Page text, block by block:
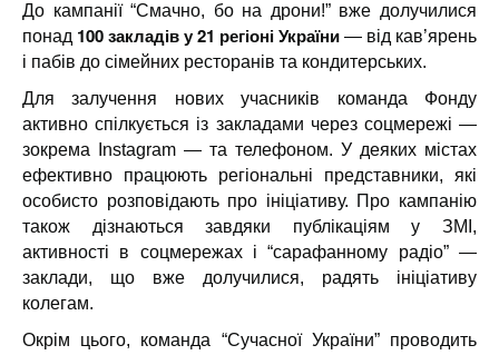
До кампанії “Смачно, бо на дрони!” вже долучилися
понад 100 закладів у 21 регіоні України — від кав’ярень
і пабів до сімейних ресторанів та кондитерських.
Для залучення нових учасників команда Фонду
активно спілкується із закладами через соцмережі —
зокрема Instagram — та телефоном. У деяких містах
ефективно працюють регіональні представники, які
особисто розповідають про ініціативу. Про кампанію
також дізнаються завдяки публікаціям у ЗМІ,
активності в соцмережах і “сарафанному радіо” —
заклади, що вже долучилися, радять ініціативу
колегам.
Окрім цього, команда “Сучасної України” проводить